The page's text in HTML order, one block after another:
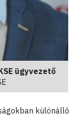
ügyvezető
különálló